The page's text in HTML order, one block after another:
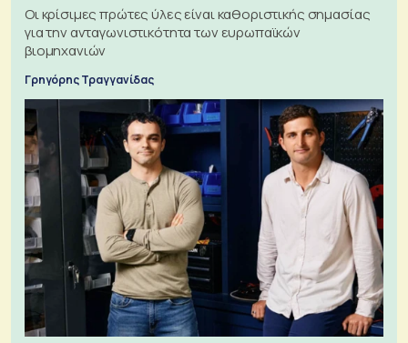
Οι κρίσιμες πρώτες ύλες είναι καθοριστικής σημασίας
για την ανταγωνιστικότητα των ευρωπαϊκών
βιομηχανιών
Γρηγόρης Τραγγανίδας